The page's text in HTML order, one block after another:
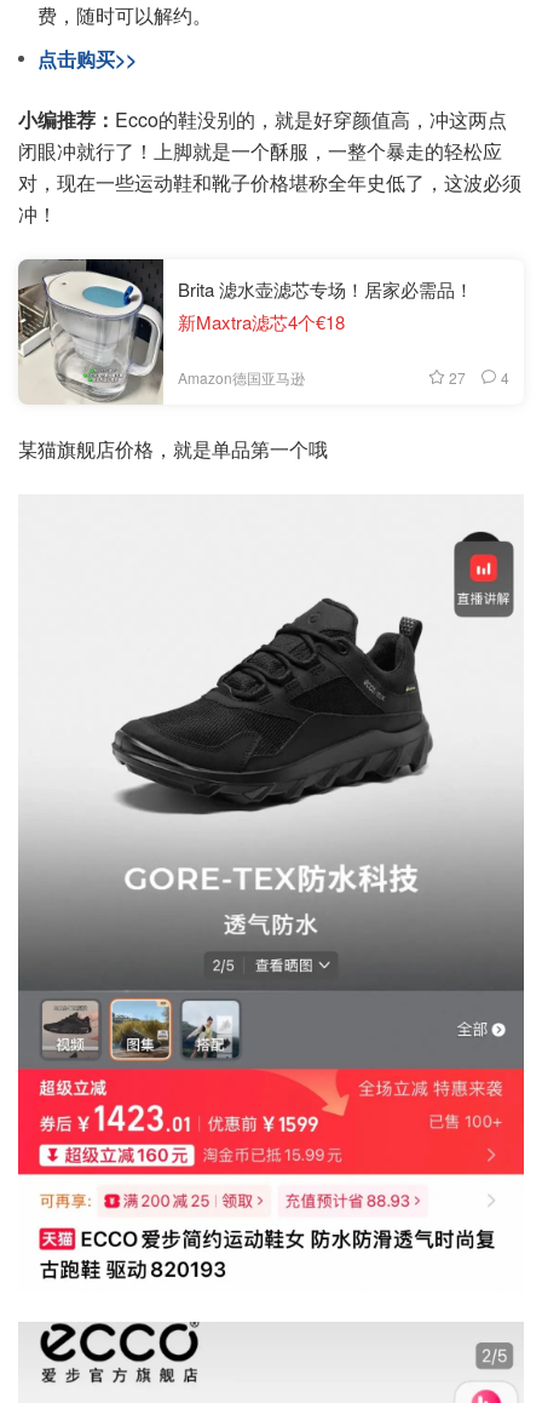
费，随时可以解约。
点击购买>>
小编推荐： Ecco的鞋没别的，就是好穿颜值高，冲这两点
闭眼冲就行了！上脚就是一个酥服，一整个暴走的轻松应
对，现在一些运动鞋和靴子价格堪称全年史低了，这波必须
冲！
Brita 滤水壶滤芯专场！居家必需品！
新Maxtra滤芯4个€18
Amazon德国亚马逊 27 4
某猫旗舰店价格，就是单品第一个哦